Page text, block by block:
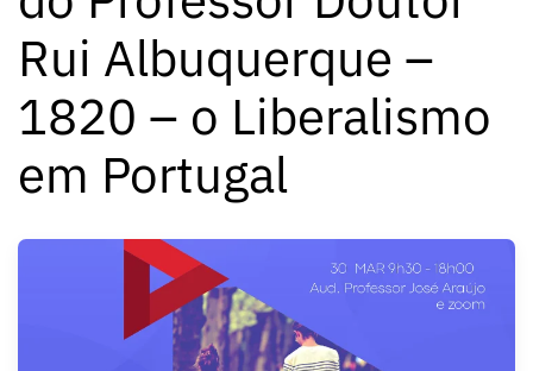
Rui Albuquerque –
1820 – o Liberalismo
em Portugal